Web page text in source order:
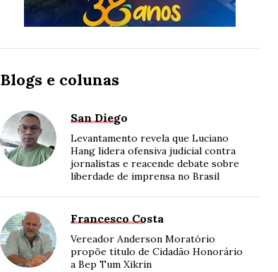
Blogs e colunas
San Diego
Levantamento revela que Luciano
Hang lidera ofensiva judicial contra
jornalistas e reacende debate sobre
liberdade de imprensa no Brasil
Francesco Costa
Vereador Anderson Moratório
propõe título de Cidadão Honorário
a Bep Tum Xikrin